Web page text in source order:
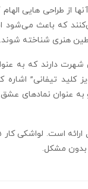
از طراحی‌ هایی الهام
که باعث می‌شود
هنری شناخته شوند.
شهرت دارند که به
کلید تیفانی”
و به عنوان نمادهای